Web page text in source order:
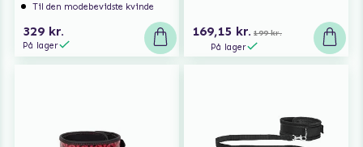
Til den modebevidste kvinde
329 kr.
På lager
169,15 kr. 199 kr.
På lager